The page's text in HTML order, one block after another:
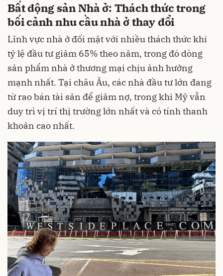
Bất động sản Nhà ở: Thách thức trong
bối cảnh nhu cầu nhà ở thay đổi
Lĩnh vực nhà ở đối mặt với nhiều thách thức khi
tỷ lệ đầu tư giảm 65% theo năm, trong đó dòng
sản phẩm nhà ở thương mại chịu ảnh hưởng
mạnh nhất. Tại châu Âu, các nhà đầu tư lớn đang
từ rao bán tài sản để giảm nợ, trong khi Mỹ vẫn
duy trì vị trí thị trường lớn nhất và có tính thanh
khoản cao nhất.